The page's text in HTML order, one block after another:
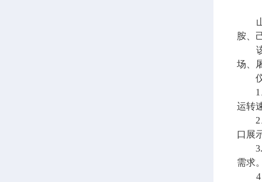
山
胺、
场、
仪
1、
运转
2、
口展
3.一
需求
4、